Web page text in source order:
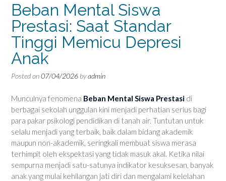
Beban Mental Siswa
Prestasi: Saat Standar
Tinggi Memicu Depresi
Anak
Posted on07/04/2026 byadmin
Munculnya fenomena Beban Mental Siswa Prestasi di
berbagai sekolah unggulan kini menjadi perhatian serius bagi
para pakar psikologi pendidikan di tanah air. Tuntutan untuk
selalu menjadi yang terbaik, baik dalam bidang akademik
maupun non-akademik, seringkali membuat siswa merasa
terhimpit oleh ekspektasi yang tidak masuk akal. Ketika nilai
sempurna menjadi satu-satunya indikator kesuksesan, banyak
anak yang mulai kehilangan jati diri dan mengalami kelelahan